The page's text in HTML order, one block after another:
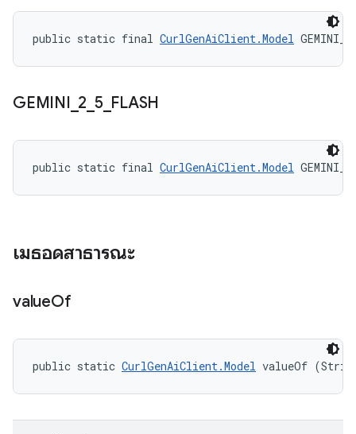
public static final CurlGenAiClient.Model
GEMINI 2 5 FLASH
public static final CurlGenAiClient.Model
เมธอดสาธารณะ
valueOf
public static CurlGenAiClient.Model valueOf